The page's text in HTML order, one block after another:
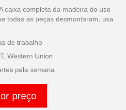
caixa completa da madeira do uso
todas as peças desmontaram, usa
de trabalho
Western Union
pela semana
preço